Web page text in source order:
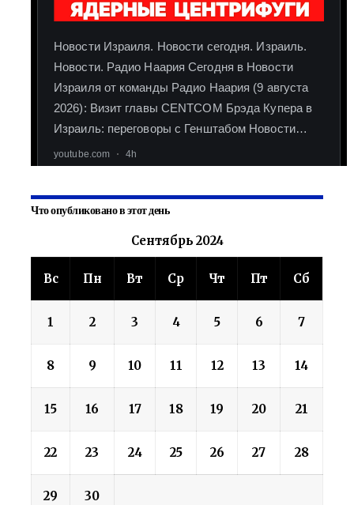
Что опубликовано в этот день
Сентябрь 2024
Вс Пн Вт Ср Чт Пт Сб
1 2 3 4 5 6 7
8 9 10 11 12 13 14
15 16 17 18 19 20 21
22 23 24 25 26 27 28
29 30